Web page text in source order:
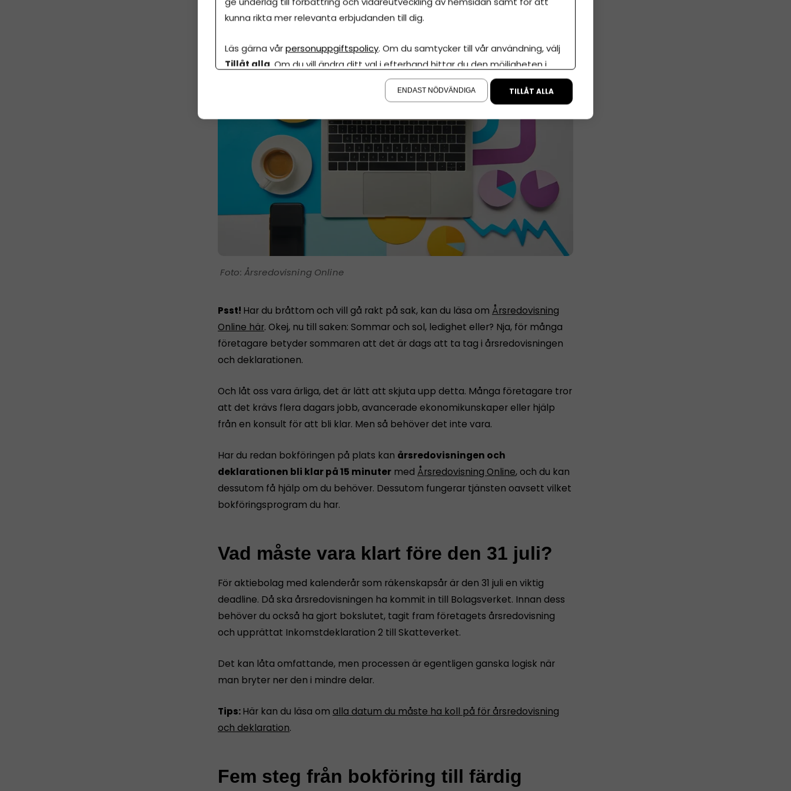
Årsredovisning Online
Uppdaterades 1 augusti, 2026
Årsredovisning Online
Psst! Har du bråttom och vill gå rakt på sak, kan du läsa om Årsredovisning
Online här. Okej, nu till saken: Sommar och sol, ledighet eller? Nja, för många
företagare betyder sommaren att det är dags att ta tag i årsredovisningen
och deklarationen.
Och låt oss vara ärliga, det är lätt att skjuta upp detta. Många företagare tror
att det krävs flera dagars jobb, avancerade ekonomikunskaper eller hjälp
från en konsult för att bli klar. Men så behöver det inte vara.
Har du redan bokföringen på plats kan årsredovisningen och
deklarationen bli klar på 15 minuter med Årsredovisning Online, och du kan
dessutom få hjälp om du behöver. Dessutom fungerar tjänsten oavsett vilket
bokföringsprogram du har.
Vad måste vara klart före den 31 juli?
För aktiebolag med kalenderår som räkenskapsår är den 31 juli en viktig
deadline. Då ska årsredovisningen ha kommit in till Bolagsverket. Innan dess
behöver du också ha gjort bokslutet, tagit fram företagets årsredovisning
och upprättat Inkomstdeklaration 2 till Skatteverket.
Det kan låta omfattande, men processen är egentligen ganska logisk när
man bryter ner den i mindre delar.
Tips:Här kan du läsa om alla datum du måste ha koll på för årsredovisning
och deklaration.
Fem steg från bokföring till färdig
kunna rikta mer relevanta erbjudanden till dig.
Läs gärna vårpersonuppgiftspolicy. Om du samtycker till vår användning, välj
Tillåt alla . Om du vill ändra ditt val i efterhand hittar du den möjligheten i
ENDAST NÖDVÄNDIGA TILLÅT ALLA